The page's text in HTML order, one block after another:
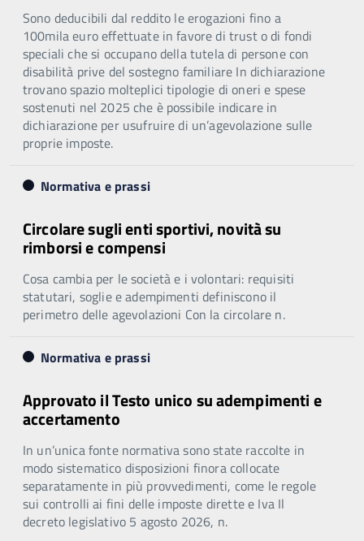
Sono deducibili dal reddito le erogazioni fino a
100mila euro effettuate in favore di trust o di fondi
speciali che si occupano della tutela di persone con
disabilità prive del sostegno familiare In dichiarazione
trovano spazio molteplici tipologie di oneri e spese
sostenuti nel 2025 che è possibile indicare in
dichiarazione per usufruire di un’agevolazione sulle
proprie imposte.
Normativa e prassi
Circolare sugli enti sportivi, novità su
rimborsi e compensi
Cosa cambia per le società e i volontari: requisiti
statutari, soglie e adempimenti definiscono il
perimetro delle agevolazioni Con la circolare n.
Normativa e prassi
Approvato il Testo unico su adempimenti e
accertamento
In un’unica fonte normativa sono state raccolte in
modo sistematico disposizioni finora collocate
separatamente in più provvedimenti, come le regole
sui controlli ai fini delle imposte dirette e Iva Il
decreto legislativo 5 agosto 2026, n.